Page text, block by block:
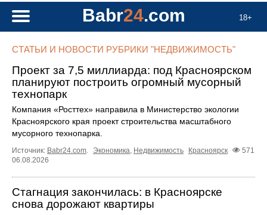
18+
Babr24.com
СТАТЬИ И НОВОСТИ РУБРИКИ "НЕДВИЖИМОСТЬ"
Проект за 7,5 миллиарда: под Красноярском
планируют построить огромный мусорный
технопарк
Компания «Росттех» направила в Министерство экологии
Красноярского края проект строительства масштабного
мусорного технопарка.
Источник: Babr24.com. Экономика, Недвижимость Красноярск
571
06.08.2026
Стагнация закончилась: в Красноярске
снова дорожают квартиры